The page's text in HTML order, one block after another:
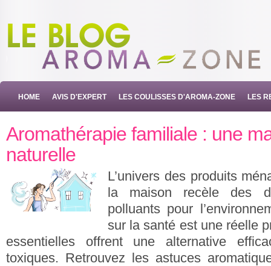
HOME AVIS D'EXPERT LES COULISSES D'AROMA-ZONE LES
Aromathérapie familiale : une
naturelle
L’univers des produits
la maison recèle des
polluants pour
sur la santé est une réelle
essentielles offrent une alternative
toxiques. Retrouvez les astuces